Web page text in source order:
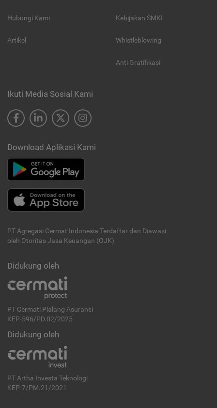
Hubungi Kami
Artikel
Kebijakan SMKI
Whistleblowing
Anti Gratifikasi
Ikuti Media Sosial Kami
Download Aplikasi Kami
PT Agregasi Cermat Indonesia Terdaftar dan Diawasi
oleh Otoritas Jasa Keuangan (OJK)
Didukung oleh
PT Cermati Pialang Asuransi
KEP-596/PD.02/2025
Didukung oleh
PT Artha Investa Teknologi
KEP-7/PM.21/2021